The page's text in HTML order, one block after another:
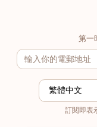
第一
訂閱即表